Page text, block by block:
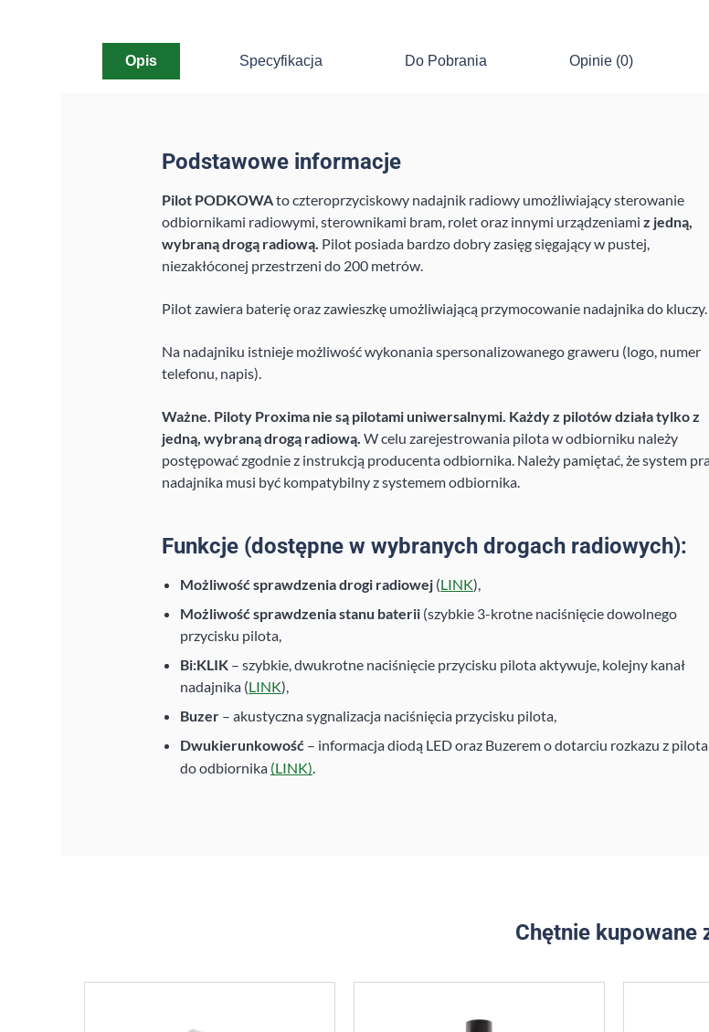
Opis Specyfikacja Do Pobrania Opinie (0)
Podstawowe informacje
Pilot PODKOWAto czteroprzyciskowy nadajnik radiowy umożliwiający sterowanie
odbiornikami radiowymi, sterownikami bram, rolet oraz innymi urządzeniami z jedną,
wybraną drogą radiową. Pilot posiada bardzo dobry zasięg sięgający w pustej,
niezakłóconej przestrzeni do 200 metrów.
Pilot zawiera baterię oraz zawieszkę umożliwiającą przymocowanie nadajnika do kluczy.
Na nadajniku istnieje możliwość wykonania spersonalizowanego graweru (logo, numer
telefonu, napis).
Ważne. Piloty Proxima nie są pilotami uniwersalnymi. Każdy z pilotów działa tylko z
jedną, wybraną drogą radiową. W celu zarejestrowania pilota w odbiorniku należy
postępować zgodnie z instrukcją producenta odbiornika. Należy pamiętać, że system
nadajnika musi być kompatybilny z systemem odbiornika.
Funkcje (dostępne w wybranych drogach radiowych):
Możliwość sprawdzenia drogi radiowej (LINK),
Możliwość sprawdzenia stanu baterii (szybkie 3-krotne naciśnięcie dowolnego
przycisku pilota,
Bi:KLIK – szybkie, dwukrotne naciśnięcie przycisku pilota aktywuje, kolejny kanał
nadajnika (LINK),
Buzer – akustyczna sygnalizacja naciśnięcia przycisku pilota,
Dwukierunkowość – informacja diodą LED oraz Buzerem o dotarciu rozkazu z pilota
do odbiornika (LINK).
Chętnie kupowane